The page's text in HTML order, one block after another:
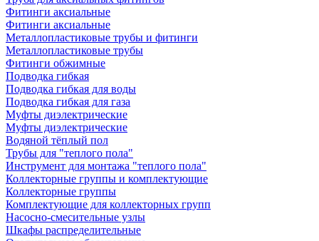
Фитинги аксиальные
Фитинги аксиальные
Металлопластиковые трубы и фитинги
Металлопластиковые трубы
Фитинги обжимные
Подводка гибкая
Подводка гибкая для воды
Подводка гибкая для газа
Муфты диэлектрические
Муфты диэлектрические
Водяной тёплый пол
Трубы для "теплого пола"
Инструмент для монтажа "теплого пола"
Коллекторные группы и комплектующие
Коллекторные группы
Комплектующие для коллекторных групп
Насосно-смесительные узлы
Шкафы распределительные